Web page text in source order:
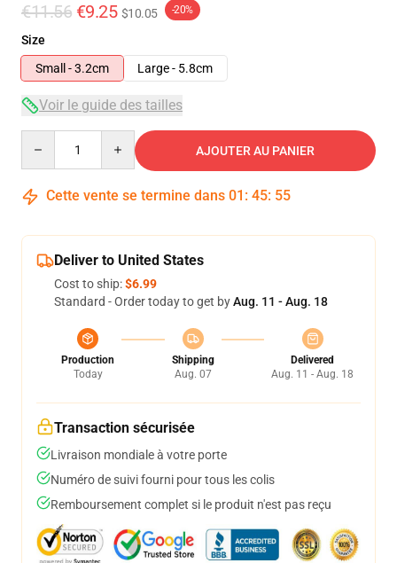
€11.56 €9.25 $10.05 -20%
Size
Small - 3.2cm
Large - 5.8cm
Voir le guide des tailles
AJOUTER AU PANIER
Cette vente se termine dans 01 : 45: 54
Deliver to United States
Cost to ship:$6.99
Standard - Order today to get byAug. 11 - Aug. 18
Production
Today
Shipping
Aug. 07
Delivered
Aug. 11 - Aug. 18
Transaction sécurisée
Livraison mondiale à votre porte
Numéro de suivi fourni pour tous les colis
Remboursement complet si le produit n'est pas reçu